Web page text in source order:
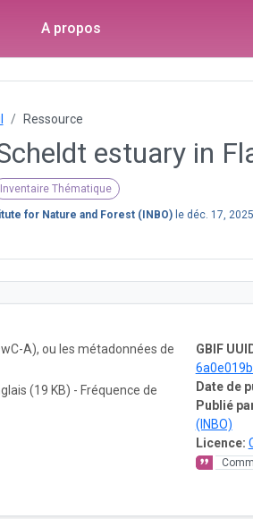
A propos
Ressource
estuary in
Inventaire Thématique
for Nature and Forest (INBO)le déc. 17, 2025
GBIF
Date de
Publié
(INBO)
Licence:
A), ou les métadonnées de
(19 KB) - Fréquence de